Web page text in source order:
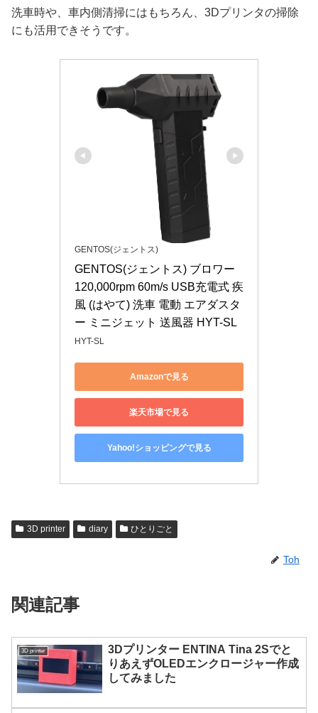
洗車時や、車内側清掃にはもちろん、3Dプリンタの掃除
にも活用できそうです。
GENTOS(ジェントス)
GENTOS(ジェントス) ブロワー
120,000rpm 60m/s USB充電式 疾
風 (はやて) 洗車 電動 エアダスタ
ー ミニジェット 送風器 HYT-SL
HYT-SL
Amazonで見る
楽天市場で見る
Yahoo!ショッピングで見る
3D printer diary ひとりごと
Toh
関連記事
3D printer
3Dプリンター ENTINA Tina 2Sでと
りあえずOLEDエンクロージャー作成
してみました